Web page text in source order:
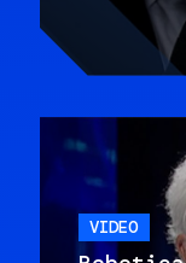
VIDEO